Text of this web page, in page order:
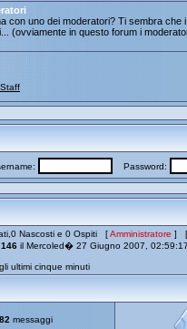
con uno dei moderatori? Ti sembra
(ovviamente in questo forum i
Staff
Password:
Nascosti e 0 Ospiti [Amministratore ]
146 il Mercoled� 27 Giugno 2007,
ultimi cinque minuti
messaggi